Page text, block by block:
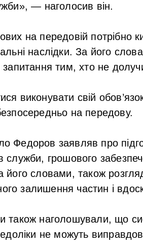
— наголосив він.
на передовій потрібно
наслідки. За його
запитання тим, хто не
виконувати свій
на передову.
Федоров заявляв про
служби, грошового
його словами, також
залишення частин і
також наголошували, що
не можуть